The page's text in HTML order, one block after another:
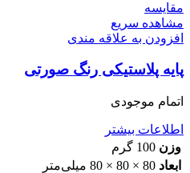
مقایسه
مشاهده سریع
افزودن به علاقه مندی
پایه پلاستیکی رنگ صورتی
اتمام موجودی
اطلاعات بیشتر
وزن 100 گرم
ابعاد 80 × 80 × 80 میلی‌متر